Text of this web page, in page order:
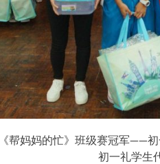
帮妈妈的忙》班级赛冠军——
初一礼学生